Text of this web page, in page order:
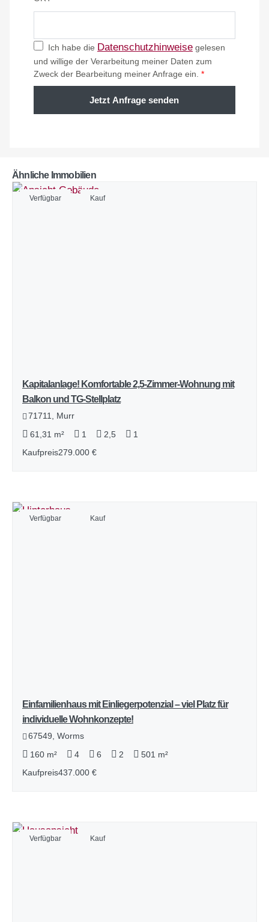
Ich habe die Datenschutzhinweise gelesen
und willige der Verarbeitung meiner Daten zum
Zweck der Bearbeitung meiner Anfrage ein. *
Jetzt Anfrage senden
Ähnliche Immobilien
Verfügbar Kauf
Kapitalanlage! Komfortable 2,5-Zimmer-Wohnung mit
Balkon und TG-Stellplatz
71711, Murr
61,31 m²
1 2,5
1
Kaufpreis279.000 €
Verfügbar Kauf
Einfamilienhaus mit Einliegerpotenzial – viel Platz für
individuelle Wohnkonzepte!
67549, Worms
160 m²
4 6 2
501 m²
Kaufpreis437.000 €
Verfügbar Kauf